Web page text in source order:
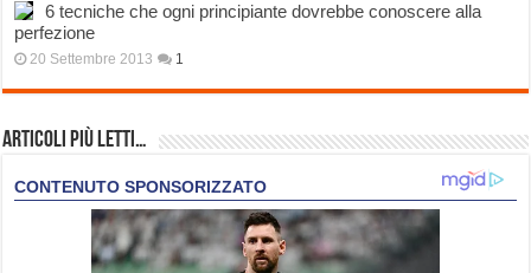
6 tecniche che ogni principiante dovrebbe conoscere alla
perfezione
20 Settembre 2013 1
Articoli più Letti…